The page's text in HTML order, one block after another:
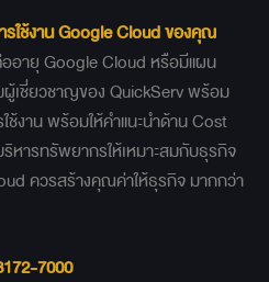
ใช้งาน Google Cloud ของคุณ
อายุ Google Cloud หรือมีแผน
เชี่ยวชาญของ QuickServ พร้อม
ช้งาน พร้อมให้คำแนะนำด้าน Cost
หารทรัพยากรให้เหมาะสมกับธุรกิจ
ควรสร้างคุณค่าให้ธุรกิจ มากกว่า
7000